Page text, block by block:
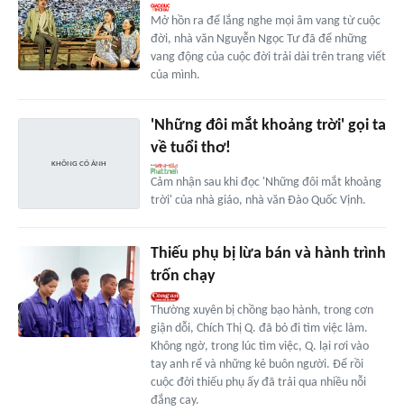
Mở hồn ra để lắng nghe mọi âm vang từ cuộc
đời, nhà văn Nguyễn Ngọc Tư đã để những
vang động của cuộc đời trải dài trên trang viết
của mình.
'Những đôi mắt khoảng trời' gọi ta
về tuổi thơ!
Cảm nhận sau khi đọc 'Những đôi mắt khoảng
trời' của nhà giáo, nhà văn Đào Quốc Vịnh.
Thiếu phụ bị lừa bán và hành trình
trốn chạy
Thường xuyên bị chồng bạo hành, trong cơn
giận dỗi, Chích Thị Q. đã bỏ đi tìm việc làm.
Không ngờ, trong lúc tìm việc, Q. lại rơi vào
tay anh rể và những kẻ buôn người. Để rồi
cuộc đời thiếu phụ ấy đã trải qua nhiều nỗi
đắng cay.